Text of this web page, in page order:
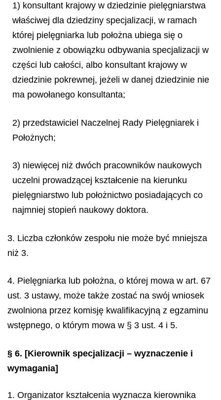
1) konsultant krajowy w dziedzinie pielęgniarstwa
właściwej dla dziedziny specjalizacji, w ramach
której pielęgniarka lub położna ubiega się o
zwolnienie z obowiązku odbywania specjalizacji w
części lub całości, albo konsultant krajowy w
dziedzinie pokrewnej, jeżeli w danej dziedzinie nie
ma powołanego konsultanta;
2) przedstawiciel Naczelnej Rady Pielęgniarek i
Położnych;
3) niewięcej niż dwóch pracowników naukowych
uczelni prowadzącej kształcenie na kierunku
pielęgniarstwo lub położnictwo posiadających co
najmniej stopień naukowy doktora.
3. Liczba członków zespołu nie może być mniejsza
niż 3.
4. Pielęgniarka lub położna, o której mowa w art. 67
ust. 3 ustawy, może także zostać na swój wniosek
zwolniona przez komisję kwalifikacyjną z egzaminu
wstępnego, o którym mowa w § 3 ust. 4 i 5.
§ 6. [Kierownik specjalizacji – wyznaczenie i
wymagania]
1. Organizator kształcenia wyznacza kierownika